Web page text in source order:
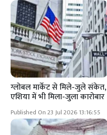
ग्लोबल मार्केट से मिले-जुले संकेत,
एशिया में भी मिला-जुला कारोबार
Published On 23 Jul 2026 13:16:55